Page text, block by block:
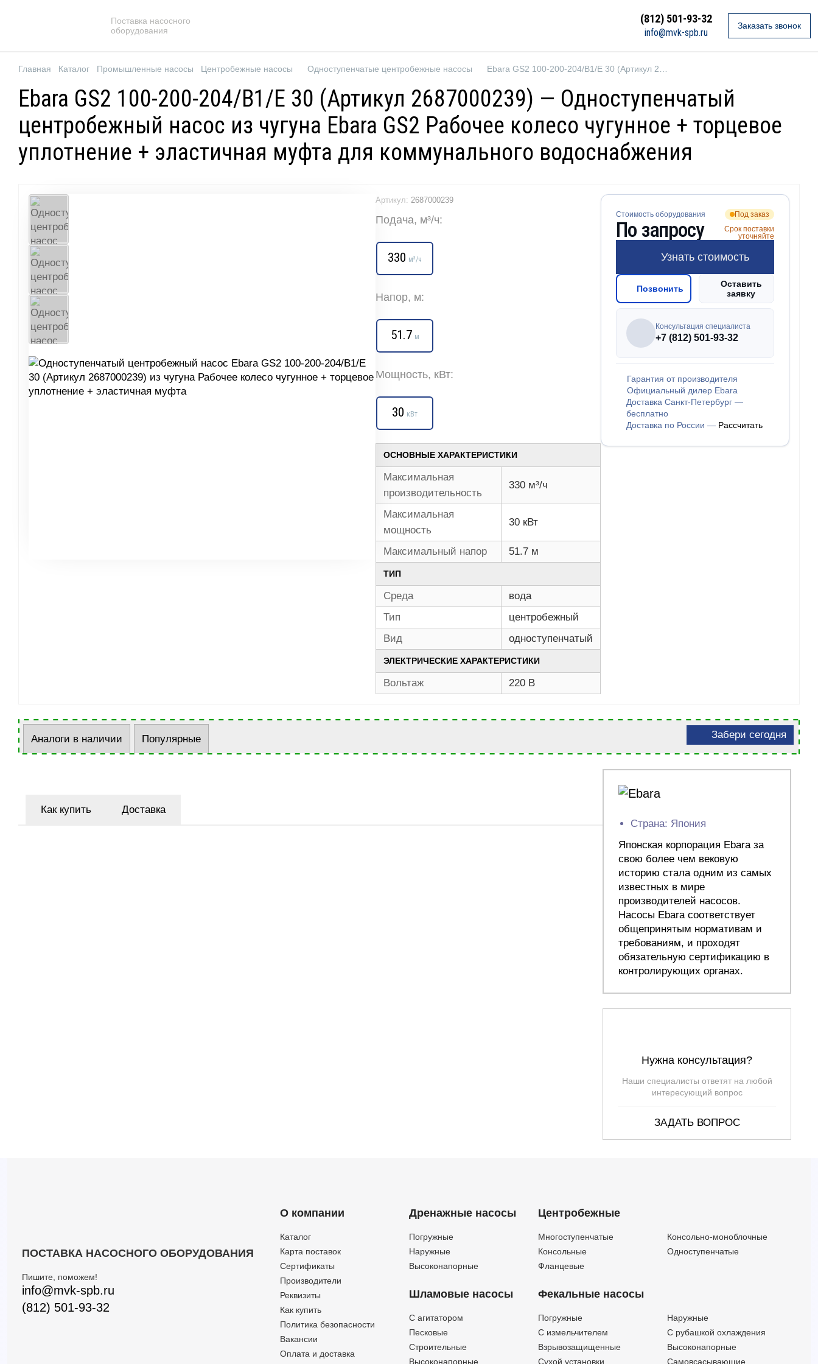
Поставка насосного
оборудования
(812) 501-93-32
info@mvk-spb.ru
Заказать звонок
Главная Каталог Промышленные насосы Центробежные насосы Одноступенчатые центробежные насосы
Ebara GS2 100-200-204/B1/E 30 (Артикул 2687000239) — Одноступенчатый
центробежный насос из чугуна Ebara GS2 Рабочее колесо чугунное + торцевое
уплотнение + эластичная муфта для коммунального водоснабжения
Артикул: 2687000239
Подача, м³/ч:
330 м³/ч
Напор, м:
51.7 м
Мощность, кВт:
30 кВт
ОСНОВНЫЕ ХАРАКТЕРИСТИКИ
Максимальная
производительность
330 м³/ч
Максимальная
мощность
30 кВт
Максимальный напор 51.7 м
ТИП
Среда
вода
Тип
центробежный
Вид
одноступенчатый
ЭЛЕКТРИЧЕСКИЕ ХАРАКТЕРИСТИКИ
Вольтаж 220 В
Стоимость оборудования
По запросу
Под заказ
Срок поставки
уточняйте
Узнать стоимость
Позвонить
Оставить
заявку
Консультация специалиста
+7 (812) 501-93-32
Гарантия от производителя
Официальный дилер Ebara
Доставка Санкт-Петербург —
бесплатно
Доставка по России — Рассчитать
Аналоги в наличии Популярные Забери сегодня
Как купить
Доставка
Страна: Япония
Японская корпорация Ebara за
свою более чем вековую
историю стала одним из самых
известных в мире
производителей насосов.
Насосы Ebara соответствует
общепринятым нормативам и
требованиям, и проходят
обязательную сертификацию в
контролирующих органах.
Нужна консультация?
Наши специалисты ответят на любой
интересующий вопрос
ЗАДАТЬ ВОПРОС
ПОСТАВКА НАСОСНОГО ОБОРУДОВАНИЯ
Пишите, поможем!
info@mvk-spb.ru
(812) 501-93-32
О компании
Каталог
Карта поставок
Сертификаты
Производители
Реквизиты
Как купить
Политика безопасности
Вакансии
Оплата и доставка
Дренажные насосы
Погружные
Наружные
Высоконапорные
Шламовые насосы
C агитатором
Песковые
Строительные
Высоконапорные
Центробежные
Многоступенчатые
Консольно-моноблочные
Консольные
Одноступенчатые
Фланцевые
Фекальные насосы
Погружные
Наружные
C измельчителем
С рубашкой охлаждения
Взрывозащищенные
Высоконапорные
Сухой установки
Самовсасывающие